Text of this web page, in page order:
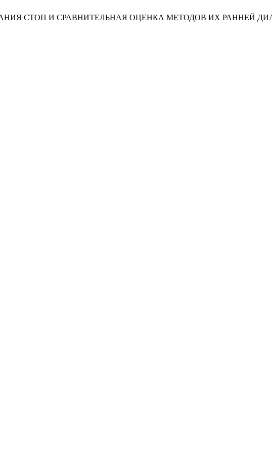
СТОП И СРАВНИТЕЛЬНАЯ ОЦЕНКА МЕТОДОВ ИХ РАННЕЙ